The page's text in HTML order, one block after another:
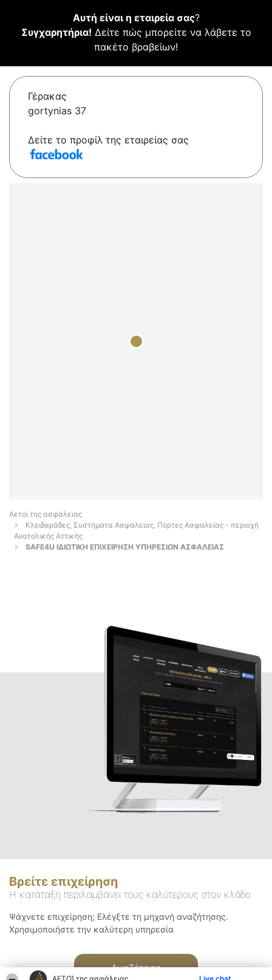
Αυτή είναι η εταιρεία σας?
Συγχαρητήρια! Δείτε πώς μπορείτε να λάβετε το
πακέτο βραβείων!
Γέρακας
gortynias 37
Δείτε το προφίλ της εταιρείας σας
Αετοί της ασφάλειας
Κλειδαράδες, Συστήματα Ασφαλείας, Πόρτες Ασφαλείας - περιοχή
Ανατολικής Αττικής
SAFE4U ΙΔΙΩΤΙΚΗ ΕΠΙΧΕΙΡΗΣΗ ΥΠΗΡΕΣΙΩΝ ΑΣΦΑΛΕΙΑΣ
Βρείτε επιχείρηση
Η κατάταξη περιλαμβάνει τους καλύτερους στον κλάδο
Ψάχνετε επιχείρηση; Ελέγξτε τη μηχανή αναζήτησης.
Χρησιμοποιήστε την καλύτερη υπηρεσία
Αναζήτηση